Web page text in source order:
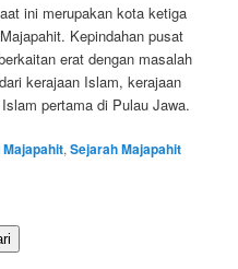
ini merupakan kota ketiga
Kepindahan pusat
erat dengan masalah
kerajaan Islam, kerajaan
pertama di Pulau Jawa.
,Sejarah Majapahit